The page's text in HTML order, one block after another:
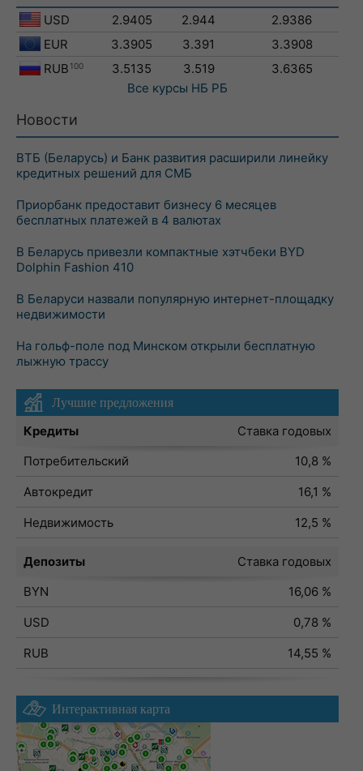
USD 2.9405 2.944
2.9386
EUR
3.3905 3.391
3.3908
RUB 100 3.5135 3.519
3.6365
Все курсы НБ РБ
Новости
ВТБ (Беларусь) и Банк развития расширили линейку
кредитных решений для СМБ
Приорбанк предоставит бизнесу 6 месяцев
бесплатных платежей в 4 валютах
В Беларусь привезли компактные хэтчбеки BYD
Dolphin Fashion 410
В Беларуси назвали популярную интернет-площадку
недвижимости
На гольф-поле под Минском открыли бесплатную
лыжную трассу
Лучшие предложения
Кредиты
Ставка годовых
Потребительский
10,8 %
Автокредит
16,1 %
Недвижимость
12,5 %
Депозиты
Ставка годовых
BYN
16,06 %
USD
0,78 %
RUB
14,55 %
Интерактивная карта